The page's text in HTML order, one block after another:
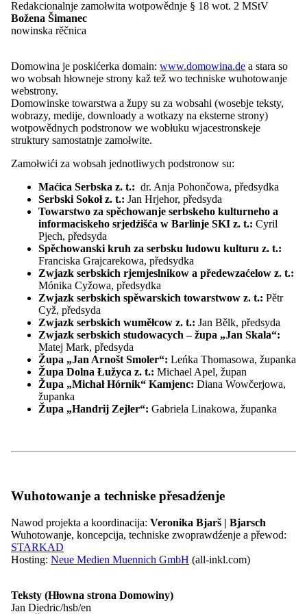
EUROPEADA
Mjezynarodny folklorny festiwal ŁUŽICA -
Myto Domowiny
Myto za hospodarstwo
Wo Serbach
Přehlad: Wo Serbach
Stawizny
Serbska rěč
Prawniske zakłady
Naprašowanje Łužiski monitor
Informacije a materialije
Přehlad: Informacije a materialije
Adresy a resursy
Přełožowanje
Dokumenty a medije
Publikacije
Nowinarstwo
Přehlad: Nowinarstwo
Zdźělenki medijam
Kontakt
kontrast
pismo
Lochka rěč
Lochka rěč
Wo nas
Domowina je rěčnica wšitkich Serbow. Hižo dlěje hač sto lět, wot
1912, zasadźujemy so za prawa serbskeho ludu, za rěč a kulturu.
Redakcionalnje zamołwita wotpowědnje § 18 wot. 2 MStV
Božena Šimanec
nowinska rěčnica
Domowina je poskićerka domain: www.domowina.de a stara so
wo wobsah hłowneje strony kaž tež wo techniske wuhotowanje
webstrony.
Domowinske towarstwa a župy su za wobsahi (wosebje teksty,
wobrazy, medije, downloady a wotkazy na eksterne strony)
wotpowědnych podstronow we wobłuku wjacestronskeje
struktury samostatnje zamołwite.
Zamołwići za wobsah jednotliwych podstronow su:
Maćica Serbska z. t.: dr. Anja Pohončowa, předsydka
Serbski Sokoł z. t.: Jan Hrjehor, předsyda
Towarstwo za spěchowanje serbskeho kulturneho a
informaciskeho srjedźišća w Barlinje SKI z. t.: Cyril
Pjech, předsyda
Spěchowanski kruh za serbsku ludowu kulturu z. t.:
Franciska Grajcarekowa, předsydka
Zwjazk serbskich rjemjeslnikow a předewzaćelow z. t.:
Mónika Cyžowa, předsydka
Zwjazk serbskich spěwarskich towarstwow z. t.: Pětr
Cyž, předsyda
Zwjazk serbskich wuměłcow z. t.: Jan Bělk, předsyda
Zwjazk serbskich studowacych – župa „Jan Skala“:
Matej Mark, předsyda
Župa „Jan Arnošt Smoler“: Leńka Thomasowa, županka
Župa Dolna Łužyca z. t.: Michael Apel, župan
Župa „Michał Hórnik“ Kamjenc: Diana Wowčerjowa,
županka
Župa „Handrij Zejler“: Gabriela Linakowa, županka
Wuhotowanje a techniske přesadźenje
Nawod projekta a koordinacija: Veronika Bjarš | Bjarsch
Wuhotowanje, koncepcija, techniske zwoprawdźenje a přewod:
STARKAD
Hosting: Neue Medien Muennich GmbH (all-inkl.com)
Teksty (Hłowna strona Domowiny)
Jan Diedric/hsb/en